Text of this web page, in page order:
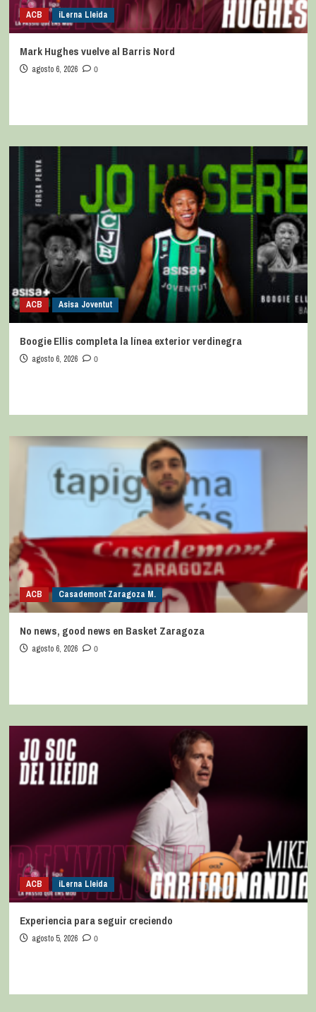
ACB iLerna Lleida
Mark Hughes vuelve al Barris Nord
agosto 6, 2026 0
ACB Asisa Joventut
Boogie Ellis completa la línea exterior verdinegra
agosto 6, 2026 0
ACB Casademont Zaragoza M.
No news, good news en Basket Zaragoza
agosto 6, 2026 0
ACB iLerna Lleida
Experiencia para seguir creciendo
agosto 5, 2026 0